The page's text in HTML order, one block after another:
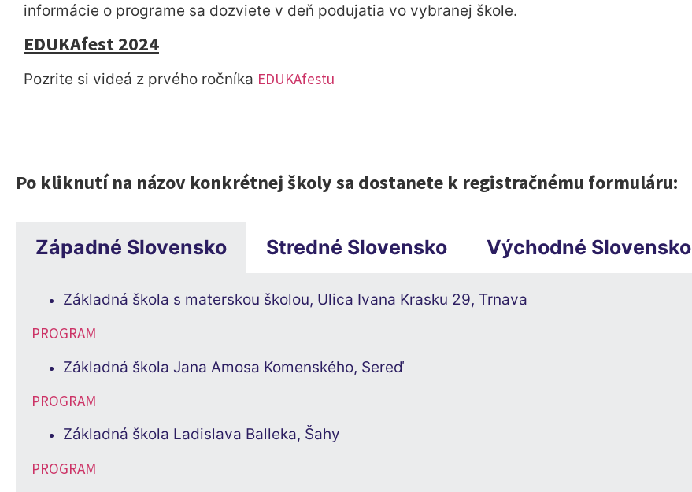
informácie o programe sa dozviete v deň podujatia vo vybranej škole.
EDUKAfest 2024
Pozrite si videá z prvého ročníka EDUKAfestu
Po kliknutí na názov konkrétnej školy sa dostanete k registračnému formuláru:
Západné Slovensko Stredné Slovensko Východné Slovensko
Základná škola s materskou školou, Ulica Ivana Krasku 29, Trnava
PROGRAM
Základná škola Jana Amosa Komenského, Sereď
PROGRAM
Základná škola Ladislava Balleka, Šahy
PROGRAM